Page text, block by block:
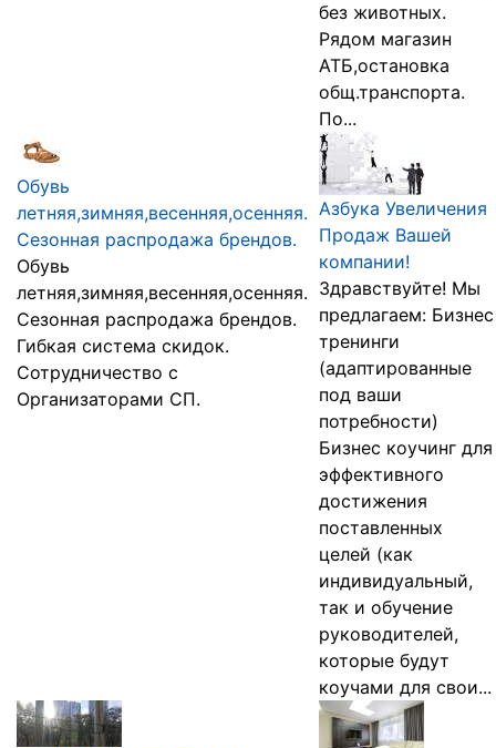
без животных.
Рядом магазин
АТБ,остановка
общ.транспорта.
По...
Обувь
летняя,зимняя,весенняя,осенняя.
Сезонная распродажа брендов.
Обувь
летняя,зимняя,весенняя,осенняя.
Сезонная распродажа брендов.
Гибкая система скидок.
Сотрудничество с
Организаторами СП.
Азбука Увеличения
Продаж Вашей
компании!
Здравствуйте! Мы
предлагаем: Бизнес
тренинги
(адаптированные
под ваши
потребности)
Бизнес коучинг для
эффективного
достижения
поставленных
целей (как
индивидуальный,
так и обучение
руководителей,
которые будут
коучами для свои...